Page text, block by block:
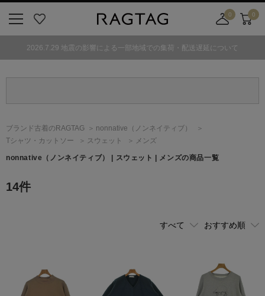
気
0
舗
カ
0
2026.7.29 地震の影響による一部地域での集荷・配送遅延について
ブランド古着のRAGTAG nonnative （ノンネイティブ）
Tシャツ・カットソー
スウェット メンズ
nonnative （ノンネイティブ） | スウェット | メンズの商品一覧
14件